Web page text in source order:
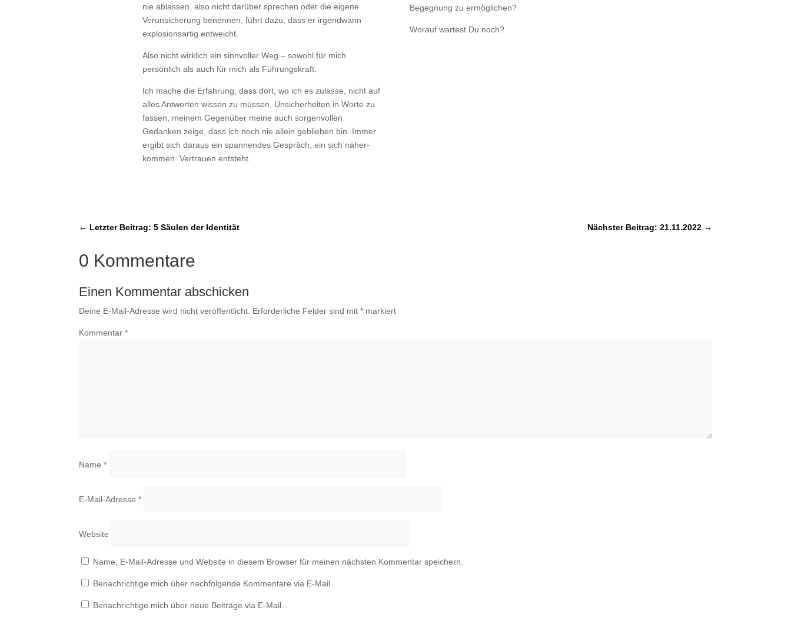
nie ablassen, also nicht darüber sprechen oder die eigene
Verunsicherung benennen, führt dazu, dass er irgendwann
explosionsartig entweicht.
Also nicht wirklich ein sinnvoller Weg – sowohl für mich
persönlich als auch für mich als Führungskraft.
Ich mache die Erfahrung, dass dort, wo ich es zulasse, nicht auf
alles Antworten wissen zu müssen, Unsicherheiten in Worte zu
fassen, meinem Gegenüber meine auch sorgenvollen
Gedanken zeige, dass ich noch nie allein geblieben bin. Immer
ergibt sich daraus ein spannendes Gespräch, ein sich näher-
kommen. Vertrauen entsteht.
Begegnung zu ermöglichen?
Worauf wartest Du noch?
← Letzter Beitrag: 5 Säulen der Identität Nächster Beitrag: 21.11.2022→
0 Kommentare
Einen Kommentar abschicken
Deine E-Mail-Adresse wird nicht veröffentlicht. Erforderliche Felder sind mit* markiert
Kommentar*
Name*
E-Mail-Adresse*
Website
Name, E-Mail-Adresse und Website in diesem Browser für meinen nächsten Kommentar speichern.
Benachrichtige mich über nachfolgende Kommentare via E-Mail.
Benachrichtige mich über neue Beiträge via E-Mail.